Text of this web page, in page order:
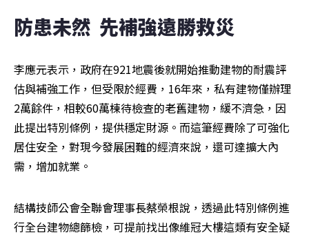
防患未然  先補強遠勝救災
李應元表示，政府在921地震後就開始推動建物的耐震評
估與補強工作，但受限於經費，16年來，私有建物僅辦理
2萬餘件，相較60萬棟待檢查的老舊建物，緩不濟急，因
此提出特別條例，提供穩定財源。而這筆經費除了可強化
居住安全，對現今發展困難的經濟來說，還可達擴大內
需，增加就業。
結構技師公會全聯會理事長蔡榮根說，透過此特別條例進
行全台建物總篩檢，可提前找出像維冠大樓這類有安全疑